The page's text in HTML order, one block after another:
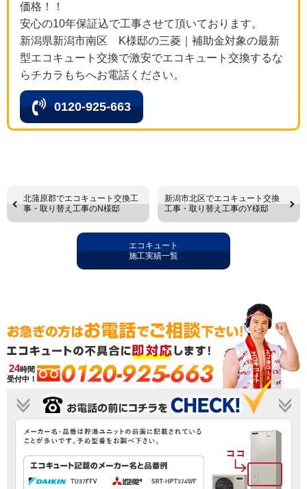
価格！！
安心の10年保証込で工事させて頂いております。
新潟県新潟市南区 K様邸の三菱｜補助金対象の最新
型エコキュート交換で激安でエコキュート交換するな
らチカラもちへお電話ください。
0120-925-663
北蒲原郡でエコキュート交換工
事・取り替え工事のN様邸
新潟市北区でエコキュート交換
工事・取り替え工事のY様邸
エコキュート
施工実績一覧
24時間
受付中！
0120-925-663